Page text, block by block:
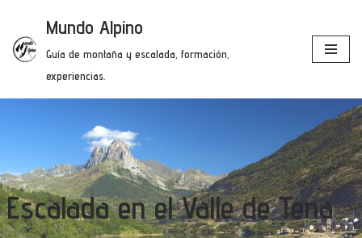
Saltar
al
Mundo Alpino
Guía de montaña y escalada, formación,
experiencias.
Escalada en el Valle de Tena